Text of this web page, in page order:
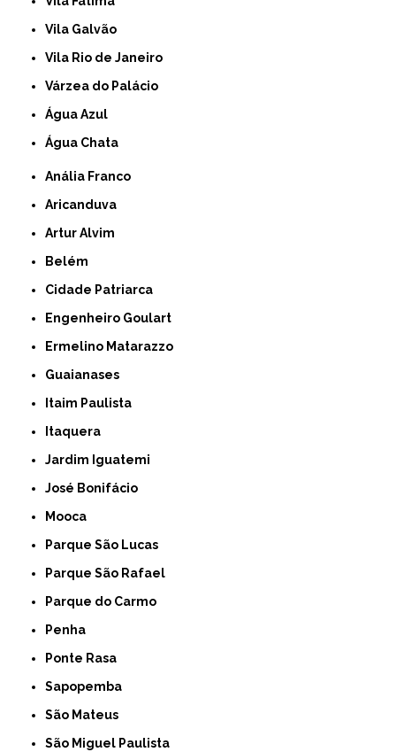
Vila Galvão
Vila Rio de Janeiro
Várzea do Palácio
Água Azul
Água Chata
Anália Franco
Aricanduva
Artur Alvim
Belém
Cidade Patriarca
Engenheiro Goulart
Ermelino Matarazzo
Guaianases
Itaim Paulista
Itaquera
Jardim Iguatemi
José Bonifácio
Mooca
Parque São Lucas
Parque São Rafael
Parque do Carmo
Penha
Ponte Rasa
Sapopemba
São Mateus
São Miguel Paulista